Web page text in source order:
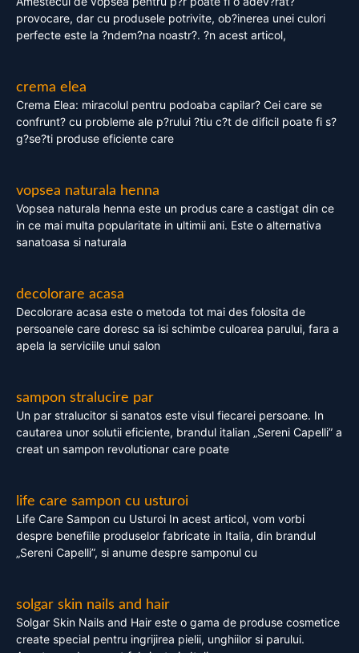
provocare, dar cu produsele potrivite, ob?inerea unei culori
perfecte este la ?ndem?na noastr?. ?n acest articol,
crema elea
Crema Elea: miracolul pentru podoaba capilar? Cei care se
confrunt? cu probleme ale p?rului ?tiu c?t de dificil poate fi s?
g?se?ti produse eficiente care
vopsea naturala henna
Vopsea naturala henna este un produs care a castigat din ce
in ce mai multa popularitate in ultimii ani. Este o alternativa
sanatoasa si naturala
decolorare acasa
Decolorare acasa este o metoda tot mai des folosita de
persoanele care doresc sa isi schimbe culoarea parului, fara a
apela la serviciile unui salon
sampon stralucire par
Un par stralucitor si sanatos este visul fiecarei persoane. In
cautarea unor solutii eficiente, brandul italian „Sereni Capelli” a
creat un sampon revolutionar care poate
life care sampon cu usturoi
Life Care Sampon cu Usturoi In acest articol, vom vorbi
despre benefiile produselor fabricate in Italia, din brandul
„Sereni Capelli”, si anume despre samponul cu
solgar skin nails and hair
Solgar Skin Nails and Hair este o gama de produse cosmetice
create special pentru ingrijirea pielii, unghiilor si parului.